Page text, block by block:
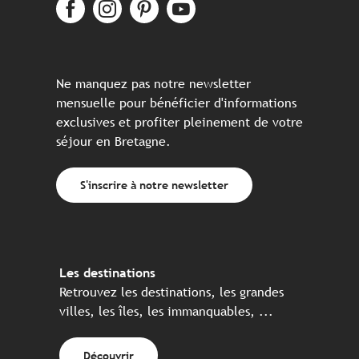
Ne manquez pas notre newsletter
mensuelle pour bénéficier d'informations
exclusives et profiter pleinement de votre
séjour en Bretagne.
S'inscrire à notre newsletter
Les destinations
Retrouvez les destinations, les grandes
villes, les îles, les immanquables, ...
Découvrir